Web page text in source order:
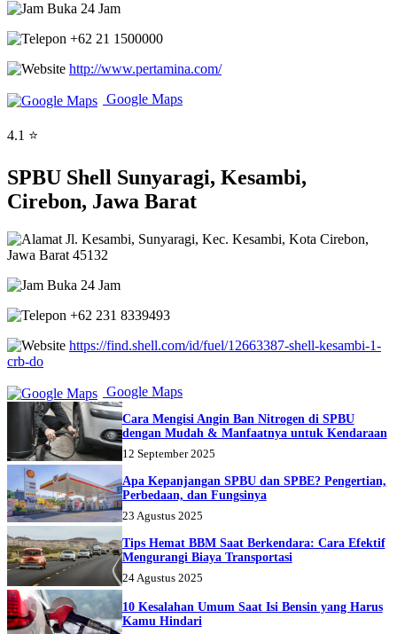
Buka 24 Jam
+62 21 1500000
http://www.pertamina.com/
Google Maps
4.1 ⭐
SPBU Shell Sunyaragi, Kesambi,
Cirebon, Jawa Barat
Jl. Kesambi, Sunyaragi, Kec. Kesambi, Kota Cirebon,
Jawa Barat 45132
Buka 24 Jam
+62 231 8339493
https://find.shell.com/id/fuel/12663387-shell-kesambi-1-
crb-do
Google Maps
Cara Mengisi Angin Ban Nitrogen di SPBU
dengan Mudah & Manfaatnya untuk Kendaraan
12 September 2025
Apa Kepanjangan SPBU dan SPBE? Pengertian,
Perbedaan, dan Fungsinya
23 Agustus 2025
Tips Hemat BBM Saat Berkendara: Cara Efektif
Mengurangi Biaya Transportasi
24 Agustus 2025
10 Kesalahan Umum Saat Isi Bensin yang Harus
Kamu Hindari